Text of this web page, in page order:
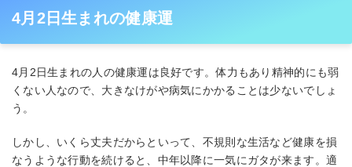
4月2日生まれの健康運
4月2日生まれの人の健康運は良好です。体力もあり精神的にも弱
くない人なので、大きなけがや病気にかかることは少ないでしょ
う。
しかし、いくら丈夫だからといって、不規則な生活など健康を損
なうような行動を続けると、中年以降に一気にガタが来ます。適